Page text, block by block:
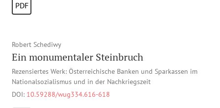
PDF
Robert Schediwy
Ein monumentaler Steinbruch
Rezensiertes Werk: Österreichische Banken und Sparkassen im
Nationalsozialismus und in der Nachkriegszeit
DOI: 10.59288/wug334.616-618